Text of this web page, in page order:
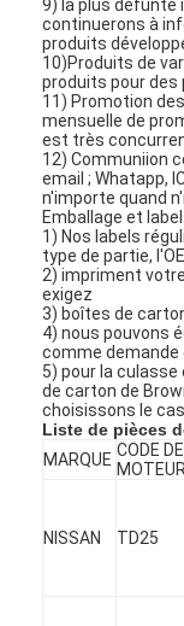
À la maison
Produits
9) la plus défunte
continuerons à
produits
10)Produits de
produits pour des
11) Promotion
mensuelle de
est très
12) Communiion
email ; Whatapp,
n'importe quand
Emballage et
1) Nos labels
type de partie,
2) impriment
exigez
3) boîtes de
4) nous pouvons
comme demande
5) pour la
de carton de
choisissons le cas
Liste de pièces
MARQUE CODE DE
MOTEUR
NISSAN TD25